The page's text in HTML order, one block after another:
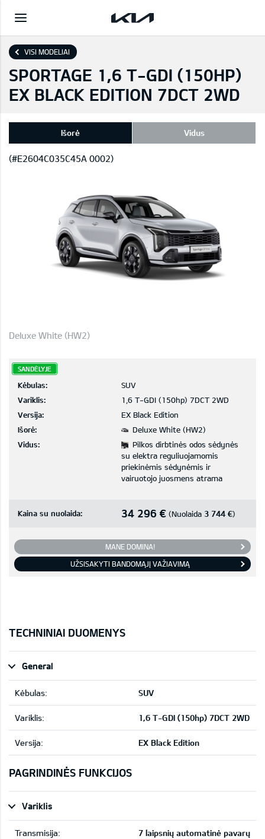
VISI MODELIAI
SPORTAGE 1,6 T-GDI (150HP)
EX BLACK EDITION 7DCT 2WD
Išorė Vidus
(#E2604C035C45A 0002)
Deluxe White (HW2)
SANDĖLYJE
Kėbulas:
SUV
Variklis:
1,6 T-GDI (150hp) 7DCT 2WD
Versija:
EX Black Edition
Išorė:
Deluxe White (HW2)
Vidus:
Pilkos dirbtinės odos sėdynės
su elektra reguliuojamomis
priekinėmis sėdynėmis ir
vairuotojo juosmens atrama
Kaina su nuolaida: 34 296 € (Nuolaida 3 744 €)
MANE DOMINA!
UŽSISAKYTI BANDOMĄJĮ VAŽIAVIMĄ
TECHNINIAI DUOMENYS
General
Kėbulas: SUV
Variklis: 1,6 T-GDI (150hp) 7DCT 2WD
Versija: EX Black Edition
PAGRINDINĖS FUNKCIJOS
Variklis
Transmisija:
7 laipsnių automatinė pavarų